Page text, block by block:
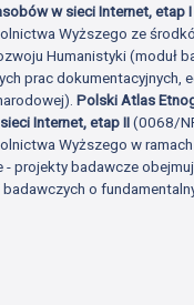
w sieci Internet, etap
Wyższego ze
Humanistyki (moduł
prac dokumentacyjnych,
Polski Atlas
Internet, etap II(0068/
Wyższego w
projekty badawcze
o